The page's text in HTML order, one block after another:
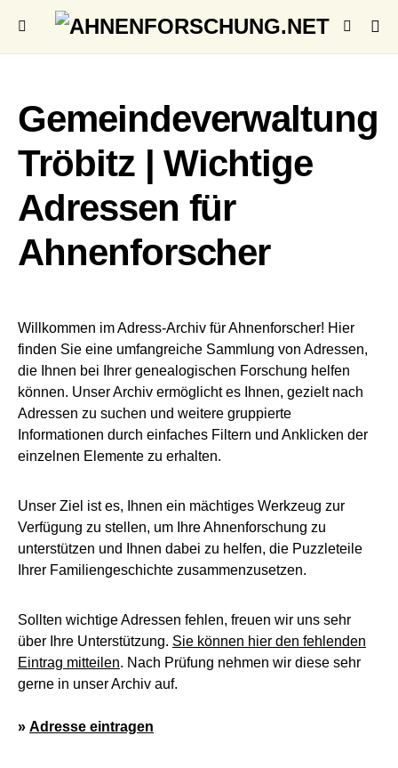
Gemeindeverwaltung
Tröbitz | Wichtige
Adressen für
Ahnenforscher
Willkommen im Adress-Archiv für Ahnenforscher! Hier
finden Sie eine umfangreiche Sammlung von Adressen,
die Ihnen bei Ihrer genealogischen Forschung helfen
können. Unser Archiv ermöglicht es Ihnen, gezielt nach
Adressen zu suchen und weitere gruppierte
Informationen durch einfaches Filtern und Anklicken der
einzelnen Elemente zu erhalten.
Unser Ziel ist es, Ihnen ein mächtiges Werkzeug zur
Verfügung zu stellen, um Ihre Ahnenforschung zu
unterstützen und Ihnen dabei zu helfen, die Puzzleteile
Ihrer Familiengeschichte zusammenzusetzen.
Sollten wichtige Adressen fehlen, freuen wir uns sehr
über Ihre Unterstützung. Sie können hier den fehlenden
Eintrag mitteilen. Nach Prüfung nehmen wir diese sehr
gerne in unser Archiv auf.
» Adresse eintragen